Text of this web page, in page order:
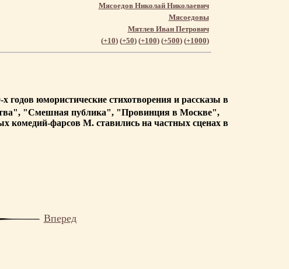
Мясоедов Николай Николаевич
Мясоедовы
Мятлев Иван Петрович
(+10) (+50) (+100) (+500) (+1000)
юмористические стихотворения и рассказы в
"Смешная публика", "Провинция в Москве",
фарсов М. ставились на частных сценах в
Вперед